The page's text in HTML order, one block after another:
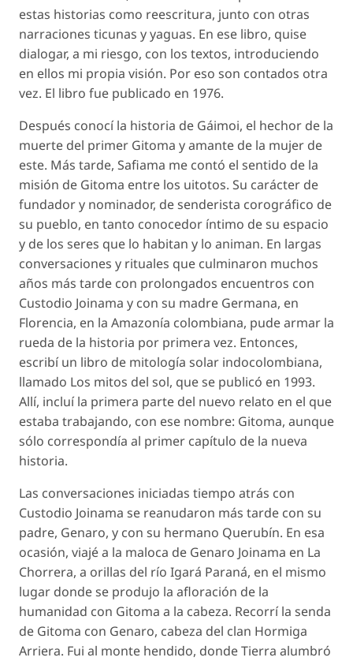
estas historias como reescritura, junto con otras
narraciones ticunas y yaguas. En ese libro, quise
dialogar, a mi riesgo, con los textos, introduciendo
en ellos mi propia visión. Por eso son contados otra
vez. El libro fue publicado en 1976.
Después conocí la historia de Gáimoi, el hechor de la
muerte del primer Gitoma y amante de la mujer de
este. Más tarde, Safiama me contó el sentido de la
misión de Gitoma entre los uitotos. Su carácter de
fundador y nominador, de senderista corográfico de
su pueblo, en tanto conocedor íntimo de su espacio
y de los seres que lo habitan y lo animan. En largas
conversaciones y rituales que culminaron muchos
años más tarde con prolongados encuentros con
Custodio Joinama y con su madre Germana, en
Florencia, en la Amazonía colombiana, pude armar la
rueda de la historia por primera vez. Entonces,
escribí un libro de mitología solar indocolombiana,
llamado Los mitos del sol, que se publicó en 1993.
Allí, incluí la primera parte del nuevo relato en el que
estaba trabajando, con ese nombre: Gitoma, aunque
sólo correspondía al primer capítulo de la nueva
historia.
Las conversaciones iniciadas tiempo atrás con
Custodio Joinama se reanudaron más tarde con su
padre, Genaro, y con su hermano Querubín. En esa
ocasión, viajé a la maloca de Genaro Joinama en La
Chorrera, a orillas del río Igará Paraná, en el mismo
lugar donde se produjo la afloración de la
humanidad con Gitoma a la cabeza. Recorrí la senda
de Gitoma con Genaro, cabeza del clan Hormiga
Arriera. Fui al monte hendido, donde Tierra alumbró